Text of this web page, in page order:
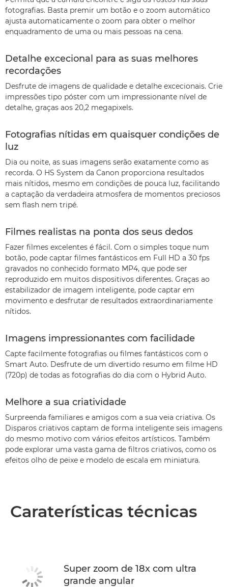
fotografias. Basta premir um botão e o zoom automático
ajusta automaticamente o zoom para obter o melhor
enquadramento de uma ou mais pessoas na cena.
Detalhe excecional para as suas melhores
recordações
Desfrute de imagens de qualidade e detalhe excecionais. Crie
impressões tipo póster com um impressionante nível de
detalhe, graças aos 20,2 megapixels.
Fotografias nítidas em quaisquer condições de
luz
Dia ou noite, as suas imagens serão exatamente como as
recorda. O HS System da Canon proporciona resultados
mais nítidos, mesmo em condições de pouca luz, facilitando
a captação da verdadeira atmosfera de momentos preciosos
sem flash nem tripé.
Filmes realistas na ponta dos seus dedos
Fazer filmes excelentes é fácil. Com o simples toque num
botão, pode captar filmes fantásticos em Full HD a 30 fps
gravados no conhecido formato MP4, que pode ser
reproduzido em muitos dispositivos diferentes. Graças ao
estabilizador de imagem inteligente, pode captar em
movimento e desfrutar de resultados extraordinariamente
nítidos.
Imagens impressionantes com facilidade
Capte facilmente fotografias ou filmes fantásticos com o
Smart Auto. Desfrute de um divertido resumo em filme HD
(720p) de todas as fotografias do dia com o Hybrid Auto.
Melhore a sua criatividade
Surpreenda familiares e amigos com a sua veia criativa. Os
Disparos criativos captam de forma inteligente seis imagens
do mesmo motivo com vários efeitos artísticos. Também
pode explorar uma vasta gama de filtros criativos, como os
efeitos olho de peixe e modelo de escala em miniatura.
Caraterísticas técnicas
Super zoom de 18x com ultra
grande angular